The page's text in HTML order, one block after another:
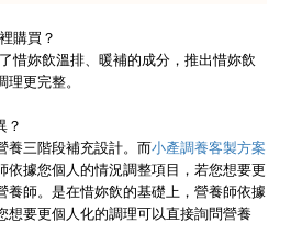
購買？
惜妳飲溫排、暖補的成分，推出惜妳飲
理更完整。
？
養三階段補充設計。而小產調養客製方案
依據您個人的情況調整項目，若您想要更
養師。是在惜妳飲的基礎上，營養師依據
想要更個人化的調理可以直接詢問營養